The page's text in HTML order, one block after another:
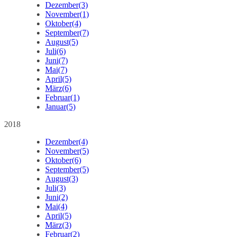
Dezember(3)
November(1)
Oktober(4)
September(7)
August(5)
Juli(6)
Juni(7)
Mai(7)
April(5)
März(6)
Februar(1)
Januar(5)
2018
Dezember(4)
November(5)
Oktober(6)
September(5)
August(3)
Juli(3)
Juni(2)
Mai(4)
April(5)
März(3)
Februar(2)